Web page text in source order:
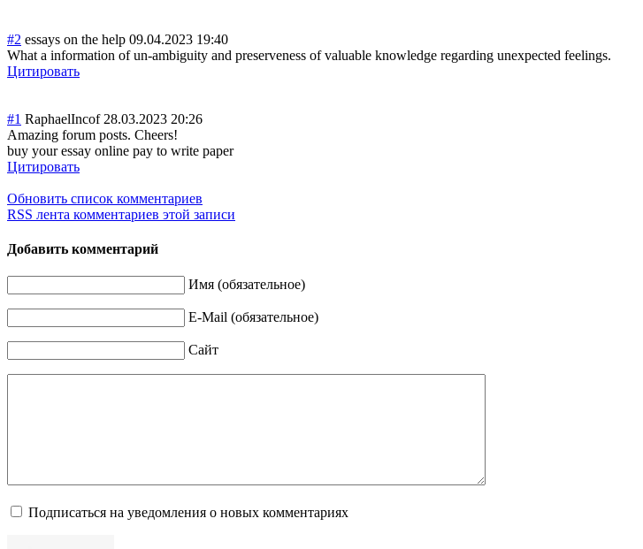
#2 essays on the help 09.04.2023 19:40
What a information of un-ambiguity and preserveness of valuable knowledge regarding unexpected feelings.
Цитировать
#1 RaphaelIncof 28.03.2023 20:26
Amazing forum posts. Cheers!
buy your essay online pay to write paper
Цитировать
Обновить список комментариев
RSS лента комментариев этой записи
Добавить комментарий
Имя (обязательное)
E-Mail (обязательное)
Сайт
Подписаться на уведомления о новых комментариях